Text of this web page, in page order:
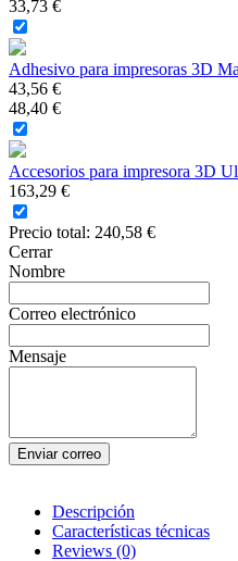
33,73 €
Adhesivo para impresoras 3D
43,56 €
48,40 €
Accesorios para impresora 3D
163,29 €
Precio total: 240,58 €
Cerrar
Nombre
Correo electrónico
Mensaje
Enviar correo
Descripción
Características técnicas
Reviews (0)